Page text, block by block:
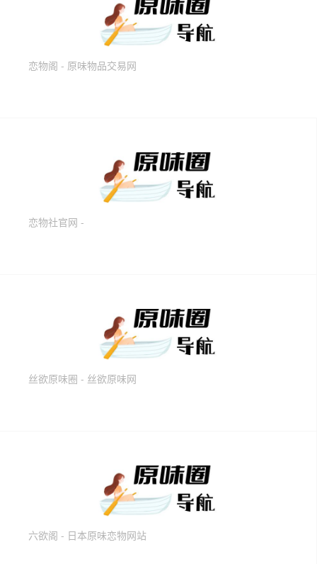
恋物阁 - 原味物品交易网
恋物社官网 -
丝欲原味圈 - 丝欲原味网
六欲阁 - 日本原味恋物网站